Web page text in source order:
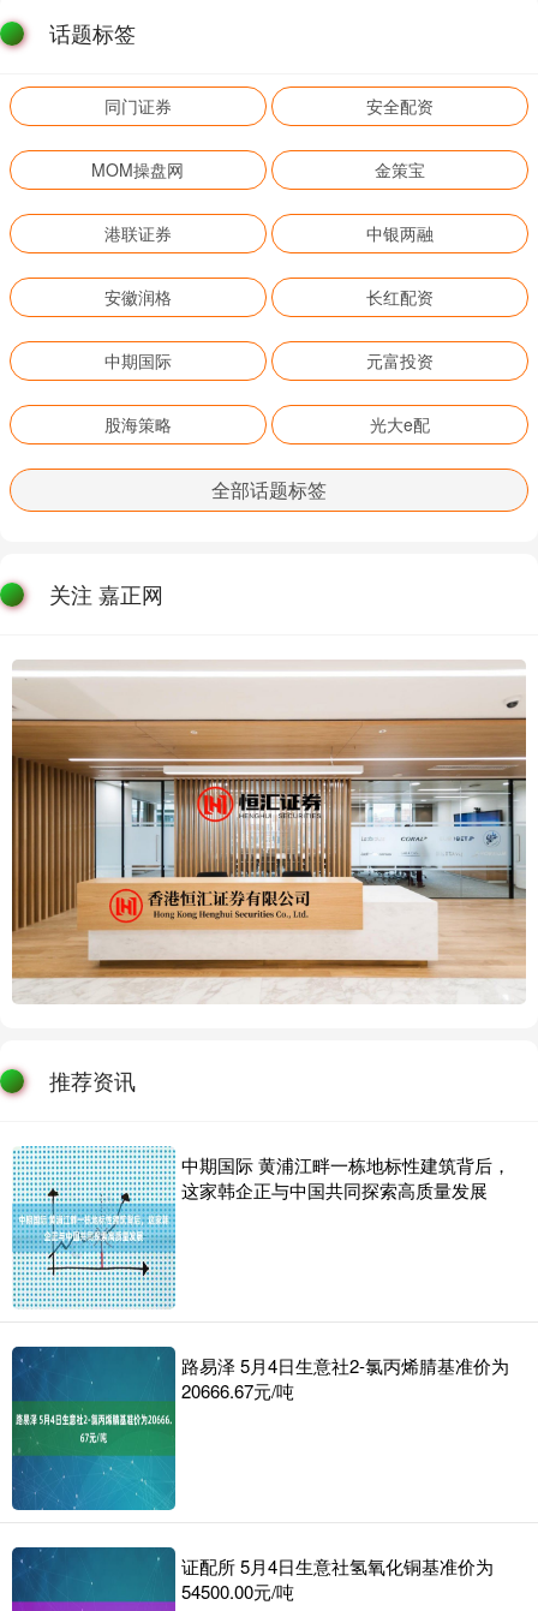
话题标签
同门证券 安全配资
MOM操盘网 金策宝
港联证券 中银两融
安徽润格 长红配资
中期国际 元富投资
股海策略 光大e配
全部话题标签
关注 嘉正网
推荐资讯
中期国际 黄浦江畔一栋地标性建筑背后，
这家韩企正与中国共同探索高质量发展
路易泽 5月4日生意社2-氯丙烯腈基准价为
20666.67元/吨
证配所 5月4日生意社氢氧化铜基准价为
54500.00元/吨